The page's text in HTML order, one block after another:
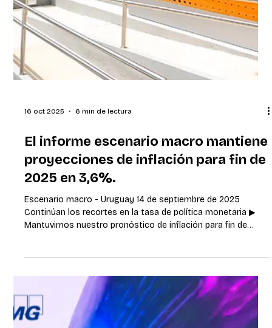
El informe escenario macro mantiene
proyecciones de inflación para fin de
2025 en 3,6%.